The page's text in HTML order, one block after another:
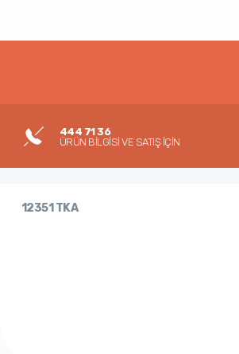
444 71 36
ÜRÜN BİLGİSİ VE SATIŞ İÇİN
12351 TKA